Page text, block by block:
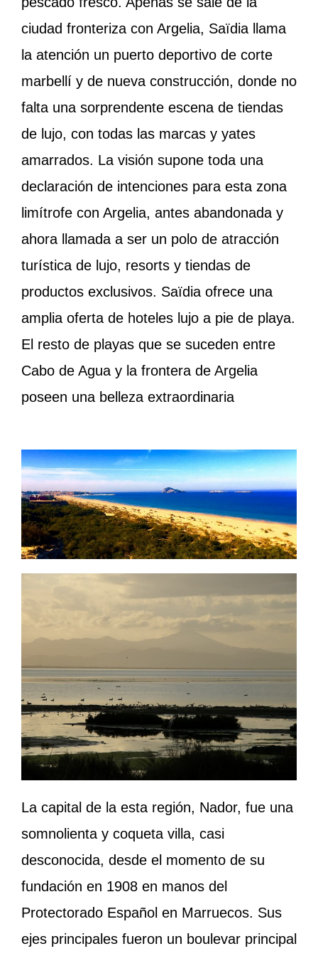
ciudad fronteriza con Argelia, Saïdia llama
la atención un puerto deportivo de corte
marbellí y de nueva construcción, donde no
falta una sorprendente escena de tiendas
de lujo, con todas las marcas y yates
amarrados. La visión supone toda una
declaración de intenciones para esta zona
limítrofe con Argelia, antes abandonada y
ahora llamada a ser un polo de atracción
turística de lujo, resorts y tiendas de
productos exclusivos. Saïdia ofrece una
amplia oferta de hoteles lujo a pie de playa.
El resto de playas que se suceden entre
Cabo de Agua y la frontera de Argelia
poseen una belleza extraordinaria
La capital de la esta región, Nador, fue una
somnolienta y coqueta villa, casi
desconocida, desde el momento de su
fundación en 1908 en manos del
Protectorado Español en Marruecos. Sus
ejes principales fueron un boulevar principal